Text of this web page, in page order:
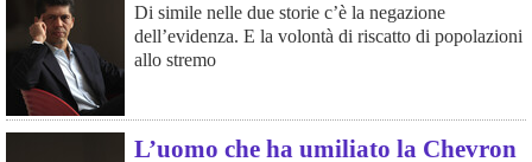
Di simile nelle due storie c’è la negazione
dell’evidenza. E la volontà di riscatto di popolazioni
allo stremo
L’uomo che ha umiliato la Chevron